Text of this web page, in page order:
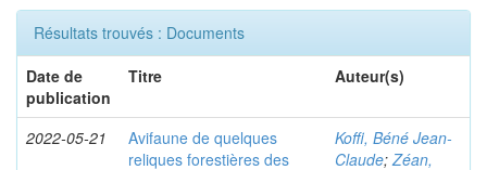
Résultats trouvés : Documents
Date de
publication
Titre Auteur(s)
2022-05-21
Avifaune de quelques
reliques forestières des
Koffi, Béné Jean-
Claude; Zéan,